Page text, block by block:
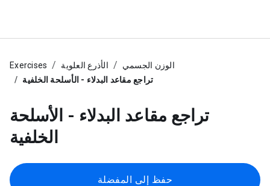
Exercises الأذرع العلوية
الوزن الجسمي
تراجع مقاعد البدلاء - الأسلحة الخلفية
تراجع مقاعد البدلاء - الأسلحة
الخلفية
حفظ إلى المفضلة